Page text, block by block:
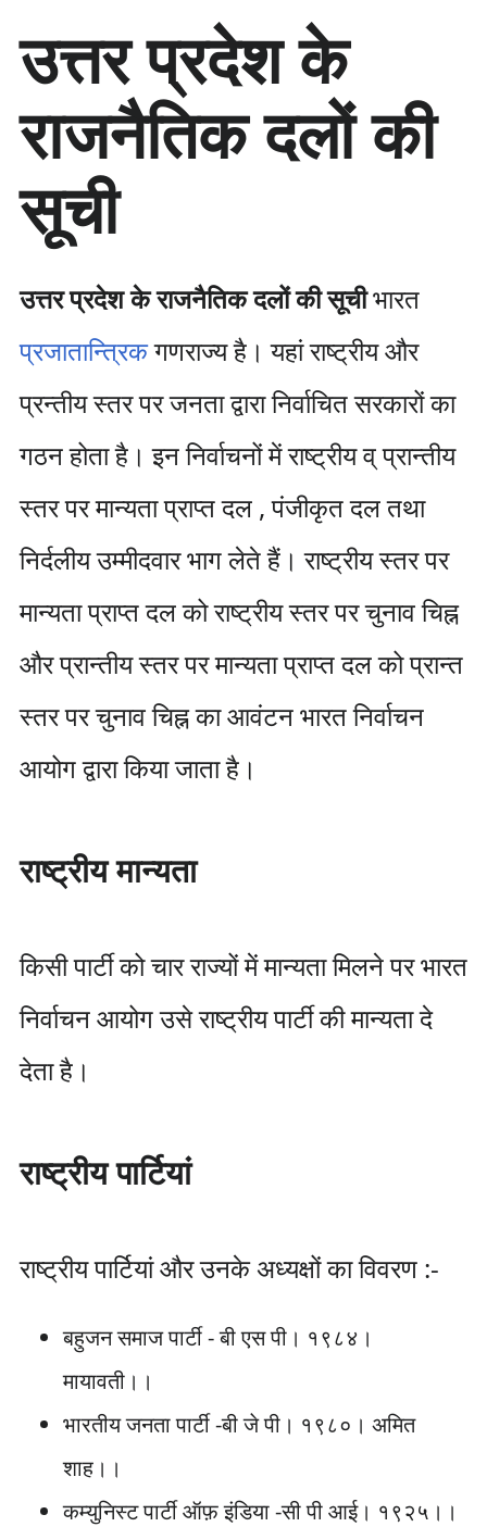
म
ग्री
जा
उत्तर प्रदेश के
राजनैतिक दलों की
सूची
उत्तर प्रदेश के राजनैतिक दलों की सूचीभारत
प्रजातान्त्रिकगणराज्य है। यहां राष्ट्रीय और
प्रन्तीय स्तर पर जनता द्वारा निर्वाचित सरकारों का
गठन होता है। इन निर्वाचनों में राष्ट्रीय व् प्रान्तीय
स्तर पर मान्यता प्राप्त दल , पंजीकृत दल तथा
निर्दलीय उम्मीदवार भाग लेते हैं। राष्ट्रीय स्तर पर
मान्यता प्राप्त दल को राष्ट्रीय स्तर पर चुनाव चिह्न
और प्रान्तीय स्तर पर मान्यता प्राप्त दल को प्रान्त
स्तर पर चुनाव चिह्न का आवंटन भारत निर्वाचन
आयोग द्वारा किया जाता है।
राष्ट्रीय मान्यता
किसी पार्टी को चार राज्यों में मान्यता मिलने पर भारत
निर्वाचन आयोग उसे राष्ट्रीय पार्टी की मान्यता दे
देता है।
राष्ट्रीय पार्टियां
राष्ट्रीय पार्टियां और उनके अध्यक्षों का विवरण :-
बहुजन समाज पार्टी - बी एस पी। १९८४।
मायावती।।
भारतीय जनता पार्टी -बी जे पी। १९८०। अमित
शाह।।
कम्युनिस्ट पार्टी ऑफ़ इंडिया -सी पी आई। १९२५।।